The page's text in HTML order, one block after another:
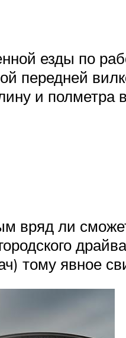
езды по
передней
и полметра
вряд ли
тому явное